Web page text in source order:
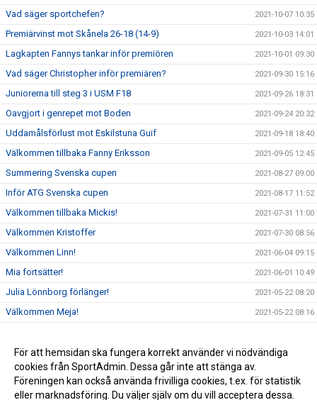
Vad säger sportchefen? 2021-10-07 10:35
Premiärvinst mot Skånela 26-18 (14-9) 2021-10-03 14:01
Lagkapten Fannys tankar inför premiören 2021-10-01 09:30
Vad säger Christopher inför premiären? 2021-09-30 15:16
Juniorerna till steg 3 i USM F18 2021-09-26 18:31
Oavgjort i genrepet mot Boden 2021-09-24 20:32
Uddamålsförlust mot Eskilstuna Guif 2021-09-18 18:40
Välkommen tillbaka Fanny Eriksson 2021-09-05 12:45
Summering Svenska cupen 2021-08-27 09:00
Inför ATG Svenska cupen 2021-08-17 11:52
Välkommen tillbaka Mickis! 2021-07-31 11:00
Välkommen Kristoffer 2021-07-30 08:56
Välkommen Linn! 2021-06-04 09:15
Mia fortsätter! 2021-06-01 10:49
Julia Lönnborg förlänger! 2021-05-22 08:20
Välkommen Meja! 2021-05-22 08:16
Välkommen Meja! 2021-05-14 15:39
Julia Lönnborg förlänger! 2021-05-14 15:38
För att hemsidan ska fungera korrekt använder vi nödvändiga
cookies från SportAdmin. Dessa går inte att stänga av.
Föreningen kan också använda frivilliga cookies, t.ex. för statistik
eller marknadsföring. Du väljer själv om du vill acceptera dessa.